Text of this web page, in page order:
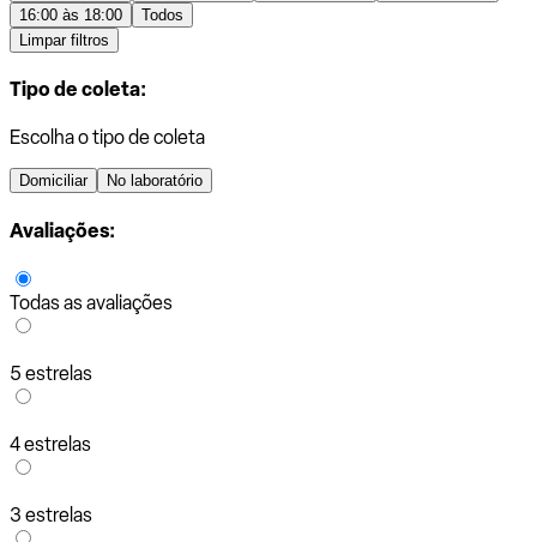
16:00 às 18:00
Todos
Limpar filtros
Tipo de coleta:
Escolha o tipo de coleta
Domiciliar No laboratório
Avaliações:
Todas as avaliações
5 estrelas
4 estrelas
3 estrelas